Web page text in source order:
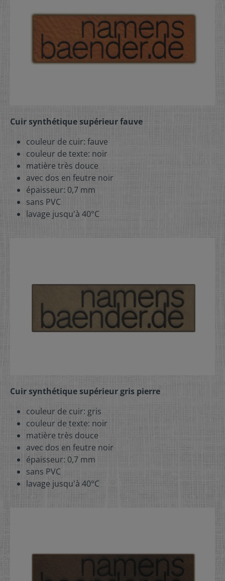
Cuir synthétique supérieur fauve
couleur de cuir: fauve
couleur de texte: noir
matière très douce
avec dos en feutre noir
épaisseur: 0,7 mm
sans PVC
lavage jusqu'à 40°C
Cuir synthétique supérieur gris pierre
couleur de cuir: gris
couleur de texte: noir
matière très douce
avec dos en feutre noir
épaisseur: 0,7 mm
sans PVC
lavage jusqu'à 40°C